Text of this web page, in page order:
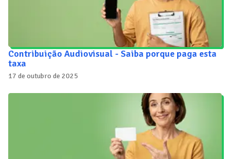
Contribuição Audiovisual - Saiba porque paga esta
taxa
17 de outubro de 2025